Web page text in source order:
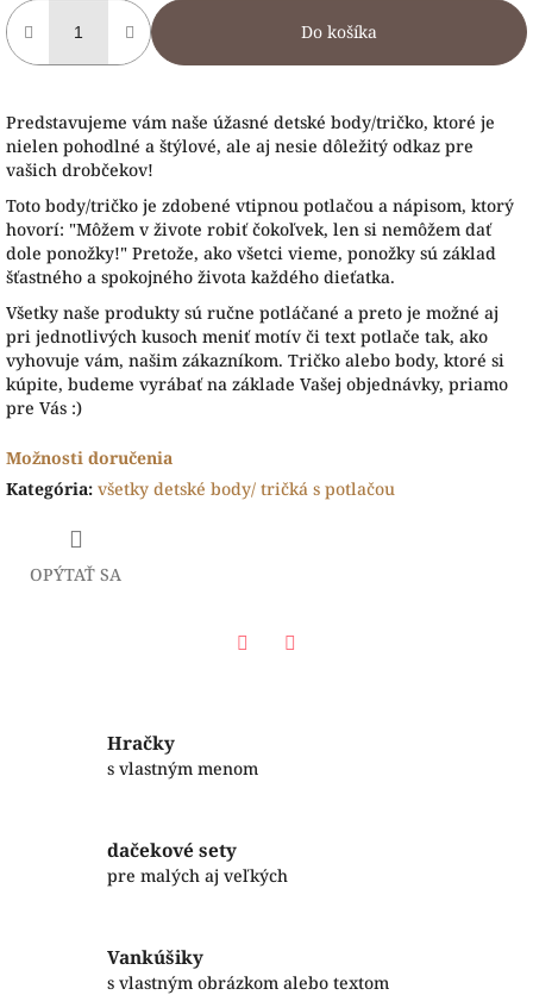
Do košíka
Predstavujeme vám naše úžasné detské body/tričko, ktoré je
nielen pohodlné a štýlové, ale aj nesie dôležitý odkaz pre
vašich drobčekov!
Toto body/tričko je zdobené vtipnou potlačou a nápisom, ktorý
hovorí: "Môžem v živote robiť čokoľvek, len si nemôžem dať
dole ponožky!" Pretože, ako všetci vieme, ponožky sú základ
šťastného a spokojného života každého dieťatka.
Všetky naše produkty sú ručne potláčané a preto je možné aj
pri jednotlivých kusoch meniť motív či text potlače tak, ako
vyhovuje vám, našim zákazníkom. Tričko alebo body, ktoré si
kúpite, budeme vyrábať na základe Vašej objednávky, priamo
pre Vás :)
Možnosti doručenia
Kategória: všetky detské body/ tričká s potlačou
OPÝTAŤ SA
Hračky
s vlastným menom
dačekové sety
pre malých aj veľkých
Vankúšiky
s vlastným obrázkom alebo textom